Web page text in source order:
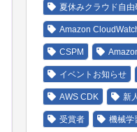
夏休みクラウド自
Amazon
CSPM
イベントお知らせ
AWS CDK 新
受賞者 機械学